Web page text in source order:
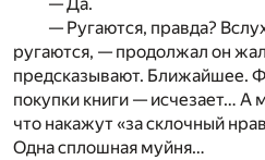
— Да.
— Ругаются, правда?
ругаются, — продолжал он
предсказывают. Ближайшее.
покупки книги — исчезает… А
что накажут «за склочный
Одна сплошная муйня…